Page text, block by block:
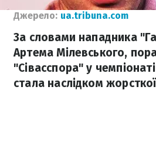
Джерело: ua.tribuna.com
За словами нападника
Артема Мілевського,
"Сівасспора" у
стала наслідком